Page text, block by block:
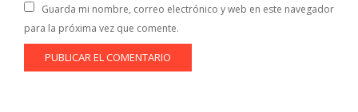
Guarda mi nombre, correo electrónico y web en este navegador
para la próxima vez que comente.